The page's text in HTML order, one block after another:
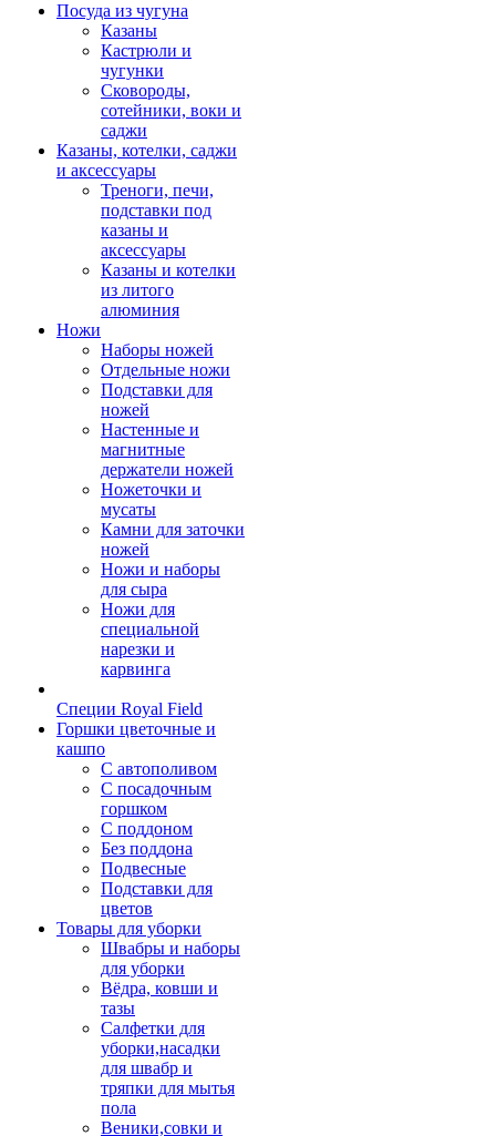
Посуда из чугуна
Казаны
Кастрюли и
чугунки
Сковороды,
сотейники, воки и
саджи
Казаны, котелки, саджи
и аксессуары
Треноги, печи,
подставки под
казаны и
аксессуары
Казаны и котелки
из литого
алюминия
Ножи
Наборы ножей
Отдельные ножи
Подставки для
ножей
Настенные и
магнитные
держатели ножей
Ножеточки и
мусаты
Камни для заточки
ножей
Ножи и наборы
для сыра
Ножи для
специальной
нарезки и
карвинга
Специи Royal Field
Горшки цветочные и
кашпо
С автополивом
С посадочным
горшком
С поддоном
Без поддона
Подвесные
Подставки для
цветов
Товары для уборки
Швабры и наборы
для уборки
Вёдра, ковши и
тазы
Салфетки для
уборки,насадки
для швабр и
тряпки для мытья
пола
Веники,совки и